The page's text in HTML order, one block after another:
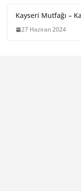
Kayseri Mutfağı –
27 Haziran 2024